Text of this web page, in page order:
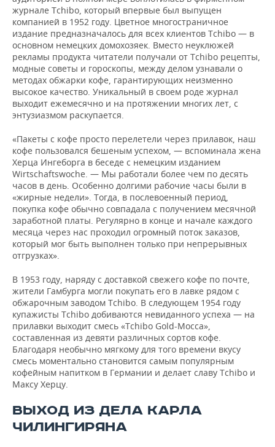
журнале Tchibo, который впервые был выпущен
компанией в 1952 году. Цветное многостраничное
издание предназначалось для всех клиентов Tchibo — в
основном немецких домохозяек. Вместо неуклюжей
рекламы продукта читатели получали от Tchibo рецепты,
модные советы и гороскопы, между делом узнавали о
методах обжарки кофе, гарантирующих неизменно
высокое качество. Уникальный в своем роде журнал
выходит ежемесячно и на протяжении многих лет, с
энтузиазмом раскупается.
«Пакеты с кофе просто перелетели через прилавок, наш
кофе пользовался бешеным успехом, — вспоминала жена
Херца Ингеборга в беседе с немецким изданием
Wirtschaftswoche. — Мы работали более чем по десять
часов в день. Особенно долгими рабочие часы были в
«жирные недели». Тогда, в послевоенный период,
покупка кофе обычно совпадала с получением месячной
заработной платы. Регулярно в конце и начале каждого
месяца через нас проходил огромный поток заказов,
который мог быть выполнен только при непрерывных
отгрузках».
В 1953 году, наряду с доставкой свежего кофе по почте,
жители Гамбурга могли покупать его в лавке рядом с
обжарочным заводом Tchibo. В следующем 1954 году
купажисты Tchibo добиваются невиданного успеха — на
прилавки выходит смесь «Tchibo Gold-Mocca»,
составленная из девяти различных сортов кофе.
Благодаря необычно мягкому для того времени вкусу
смесь моментально становится самым популярным
кофейным напитком в Германии и делает славу Tchibo и
Максу Херцу.
ВЫХОД ИЗ ДЕЛА КАРЛА
ЧИЛИНГИРЯНА